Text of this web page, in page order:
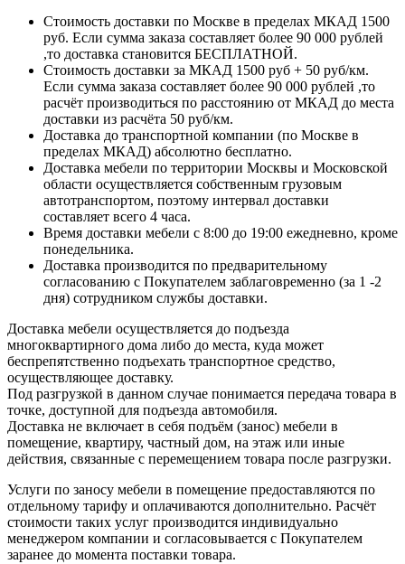
Стоимость доставки по Москве в пределах МКАД 1500
руб. Если сумма заказа составляет более 90 000 рублей
,то доставка становится БЕСПЛАТНОЙ.
Стоимость доставки за МКАД 1500 руб + 50 руб/км.
Если сумма заказа составляет более 90 000 рублей ,то
расчёт производиться по расстоянию от МКАД до места
доставки из расчёта 50 руб/км.
Доставка до транспортной компании (по Москве в
пределах МКАД) абсолютно бесплатно.
Доставка мебели по территории Москвы и Московской
области осуществляется собственным грузовым
автотранспортом, поэтому интервал доставки
составляет всего 4 часа.
Время доставки мебели с 8:00 до 19:00 ежедневно, кроме
понедельника.
Доставка производится по предварительному
согласованию с Покупателем заблаговременно (за 1 -2
дня) сотрудником службы доставки.
Доставка мебели осуществляется до подъезда
многоквартирного дома либо до места, куда может
беспрепятственно подъехать транспортное средство,
осуществляющее доставку.
Под разгрузкой в данном случае понимается передача товара в
точке, доступной для подъезда автомобиля.
Доставка не включает в себя подъём (занос) мебели в
помещение, квартиру, частный дом, на этаж или иные
действия, связанные с перемещением товара после разгрузки.
Услуги по заносу мебели в помещение предоставляются по
отдельному тарифу и оплачиваются дополнительно. Расчёт
стоимости таких услуг производится индивидуально
менеджером компании и согласовывается с Покупателем
заранее до момента поставки товара.